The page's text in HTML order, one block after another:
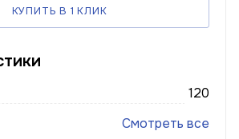
КУПИТЬ В 1 КЛИК
120
Смотреть все